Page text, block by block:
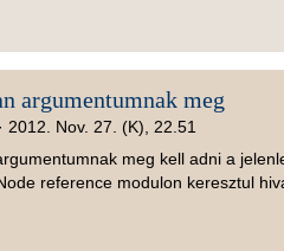
argumentumnak meg
2012. Nov. 27. (K), 22.51
meg kell adni a
reference modulon keresztul